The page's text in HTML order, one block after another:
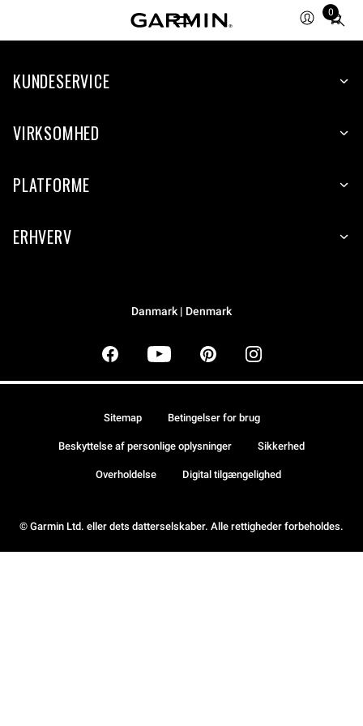
0
Total
items
cart:
KUNDESERVICE
VIRKSOMHED
PLATFORME
ERHVERV
Danmark | Denmark
© Garmin Ltd. eller dets datterselskaber. Alle rettigheder forbeholdes.
Sitemap Betingelser for brug
Beskyttelse af personlige oplysninger Sikkerhed
Overholdelse Digital tilgængelighed